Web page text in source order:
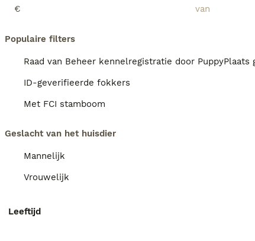
€
Populaire filters
Raad van Beheer kennelregistratie door PuppyPlaats
ID-geverifieerde fokkers
Met FCI stamboom
Geslacht van het huisdier
Mannelijk
Vrouwelijk
Leeftijd